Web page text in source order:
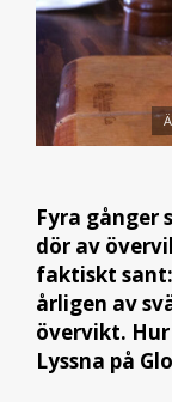
Fyra gånger
dör av
faktiskt
årligen av
övervikt. Hur
Lyssna på